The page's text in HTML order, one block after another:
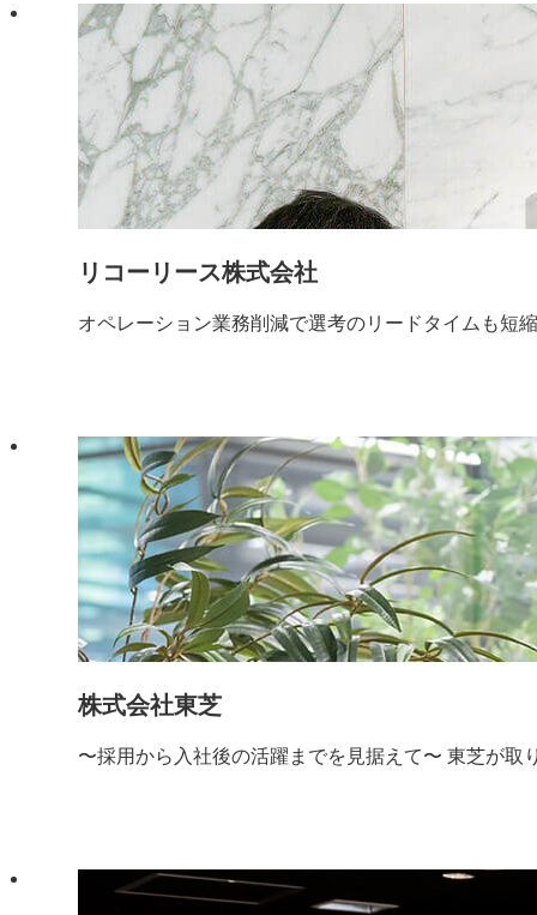
リコーリース株式会社
オペレーション業務削減で選考のリードタイムも短
株式会社東芝
〜採用から入社後の活躍までを見据えて〜 東芝が